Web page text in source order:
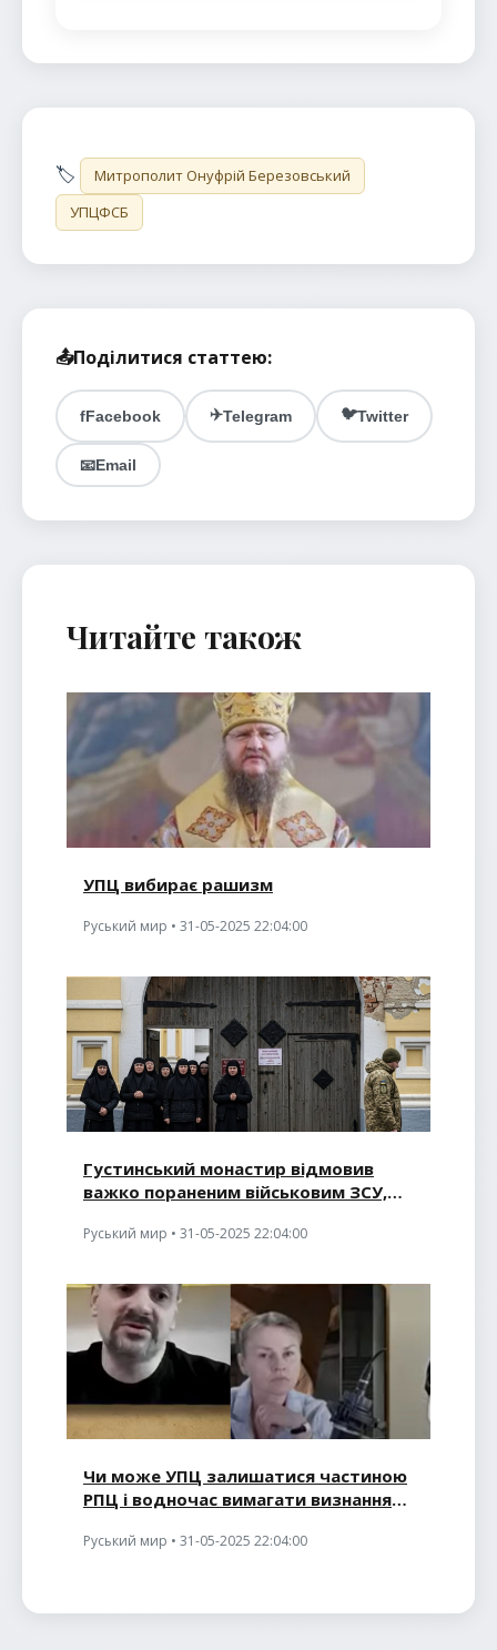
🏷️
Митрополит Онуфрій Березовський
УПЦФСБ
📤Поділитися статтею:
fFacebook ✈️Telegram 🐦Twitter
📧Email
Читайте також
УПЦ вибирає рашизм
Руський мир • 31-05-2025 22:04:00
Густинський монастир відмовив
важко пораненим військовим ЗСУ,
Руський мир • 31-05-2025 22:04:00
Чи може УПЦ залишатися частиною
РПЦ і водночас вимагати визнання
Руський мир • 31-05-2025 22:04:00